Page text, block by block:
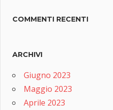
COMMENTI RECENTI
ARCHIVI
Giugno 2023
Maggio 2023
Aprile 2023